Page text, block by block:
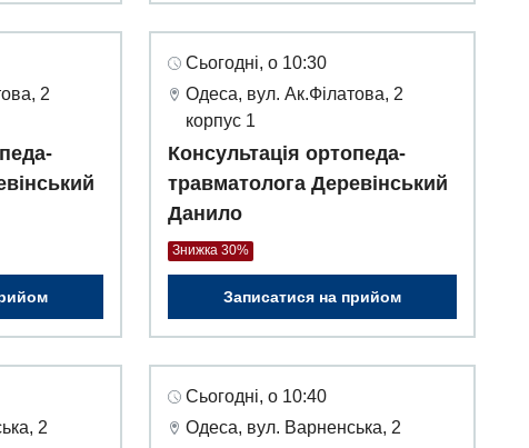
2
Сьогодні, о 10:30
Одеса, вул. Ак.Філатова, 2
корпус 1
Консультація ортопеда-
травматолога Деревінський
Данило
Знижка 30%
Записатися на прийом
2
Сьогодні, о 10:40
Одеса, вул. Варненська, 2